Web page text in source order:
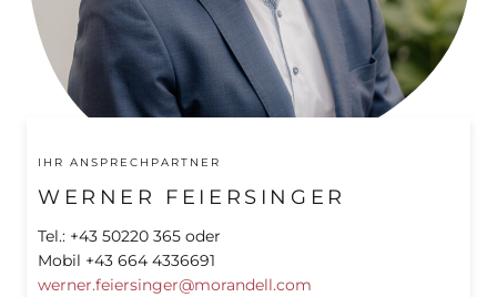
IHR ANSPRECHPARTNER
WERNER FEIERSINGER
Tel.: +43 50220 365 oder
Mobil +43 664 4336691
werner.feiersinger@morandell.com